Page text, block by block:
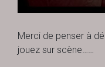
Merci de penser à
jouez sur scène……